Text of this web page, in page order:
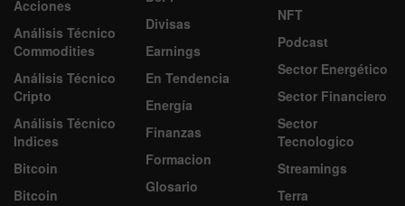
Acciones
Análisis Técnico
Commodities
Análisis Técnico
Cripto
Análisis Técnico
Indices
Bitcoin
Bitcoin
Divisas
Earnings
En Tendencia
Energía
Finanzas
Formacion
Glosario
NFT
Podcast
Sector Energético
Sector Financiero
Sector
Tecnologico
Streamings
Terra